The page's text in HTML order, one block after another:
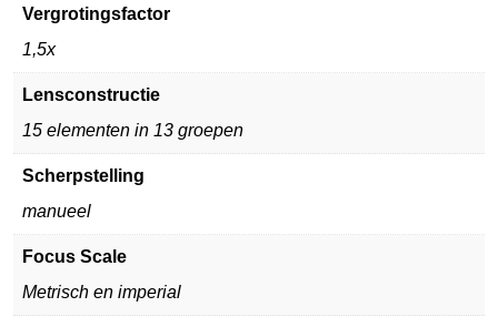
Vergrotingsfactor
1,5x
Lensconstructie
15 elementen in 13 groepen
Scherpstelling
manueel
Focus Scale
Metrisch en imperial